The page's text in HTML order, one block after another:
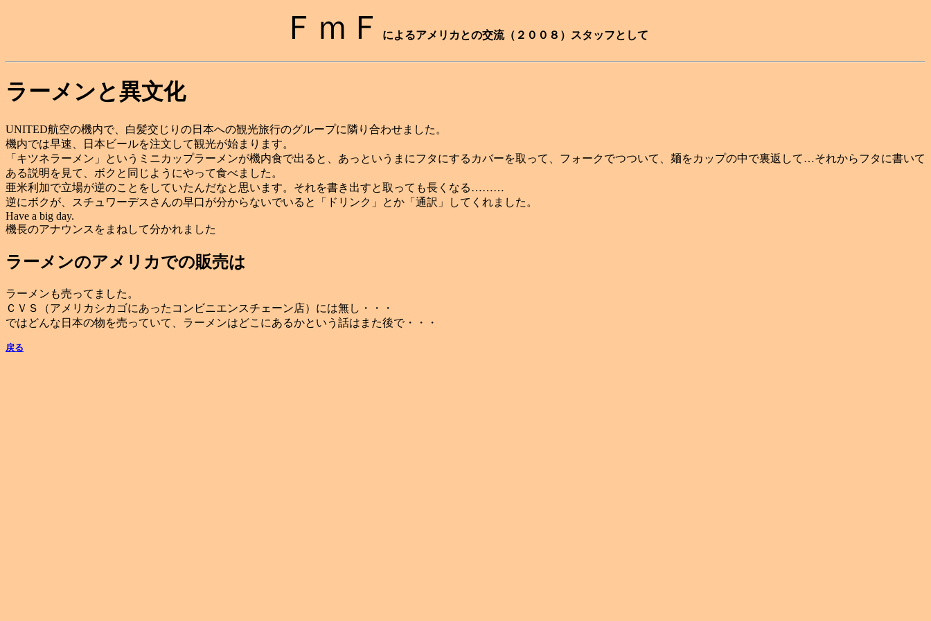
ＦｍＦ によるアメリカとの交流（２００８）スタッフとして
ラーメンと異文化
UNITED航空の機内で、白髪交じりの日本への観光旅行のグループに隣り合わせました。
機内では早速、日本ビールを注文して観光が始まります。
「キツネラーメン」というミニカップラーメンが機内食で出ると、あっというまにフタにするカバーを取って、フォークでつついて、麺をカップの中で裏返して…それからフタに書いて
ある説明を見て、ボクと同じようにやって食べました。
亜米利加で立場が逆のことをしていたんだなと思います。それを書き出すと取っても長くなる………
逆にボクが、スチュワーデスさんの早口が分からないでいると「ドリンク」とか「通訳」してくれました。
Have a big day.
機長のアナウンスをまねして分かれました
ラーメンのアメリカでの販売は
ラーメンも売ってました。
ＣＶＳ（アメリカシカゴにあったコンビニエンスチェーン店）には無し・・・
ではどんな日本の物を売っていて、ラーメンはどこにあるかという話はまた後で・・・
戻る